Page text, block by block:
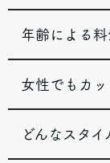
年齢による
女性でもカッ
どんなスタ